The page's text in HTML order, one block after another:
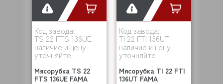
Код завода:
TS 22 FTS 136UE
наличие и цену
уточняйте
Мясорубка TS 22
FTS 136UE FAMA
Код завода:
TI 22 FTI 136UT
наличие и цену
уточняйте
Мясорубка TI 22 FTI
136UT FAMA